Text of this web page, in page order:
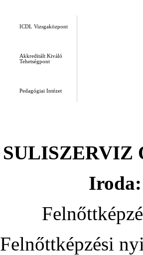
ICDL Vizsgaközpont
Akkreditált Kiváló
Tehetségpont
Pedagógiai Intézet
SULISZERVIZ
Iroda:
Felnőttképzési